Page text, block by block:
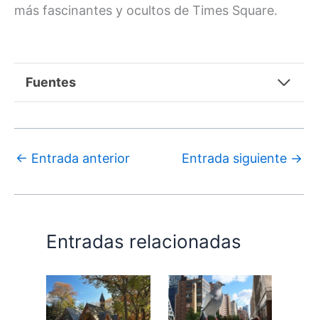
más fascinantes y ocultos de Times Square.
Fuentes
← Entrada anterior Entrada siguiente →
Entradas relacionadas